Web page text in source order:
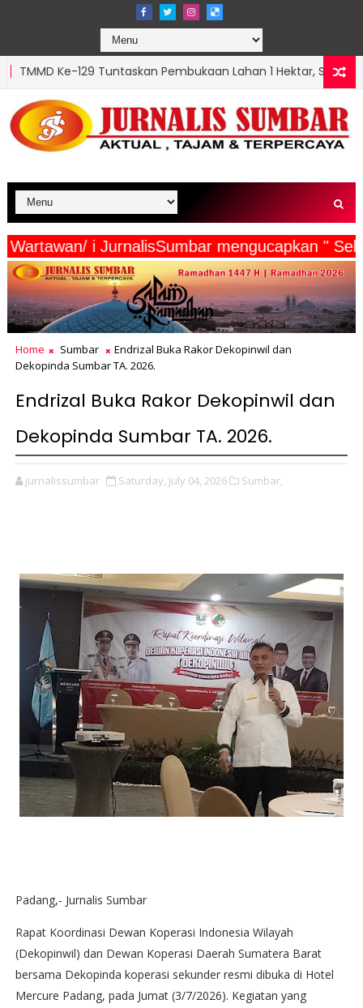
Pembukaan Lahan 1 Hektar, Siap Ditanami untuk
Petani dan Peternak sebagai Upaya Mendukung
Wartawan/ i JurnalisSumbar
Home Sumbar
Endrizal Buka Rakor Dekopinwil dan
Dekopinda Sumbar TA. 2026.
Endrizal Buka Rakor Dekopinwil dan
Dekopinda Sumbar TA. 2026.
jurnalissumbar Saturday, July 04, 2026 Sumbar,
Padang,- Jurnalis Sumbar
Rapat Koordinasi Dewan Koperasi Indonesia Wilayah
(Dekopinwil) dan Dewan Koperasi Daerah Sumatera Barat
bersama Dekopinda koperasi sekunder resmi dibuka di Hotel
Mercure Padang, pada Jumat (3/7/2026). Kegiatan yang